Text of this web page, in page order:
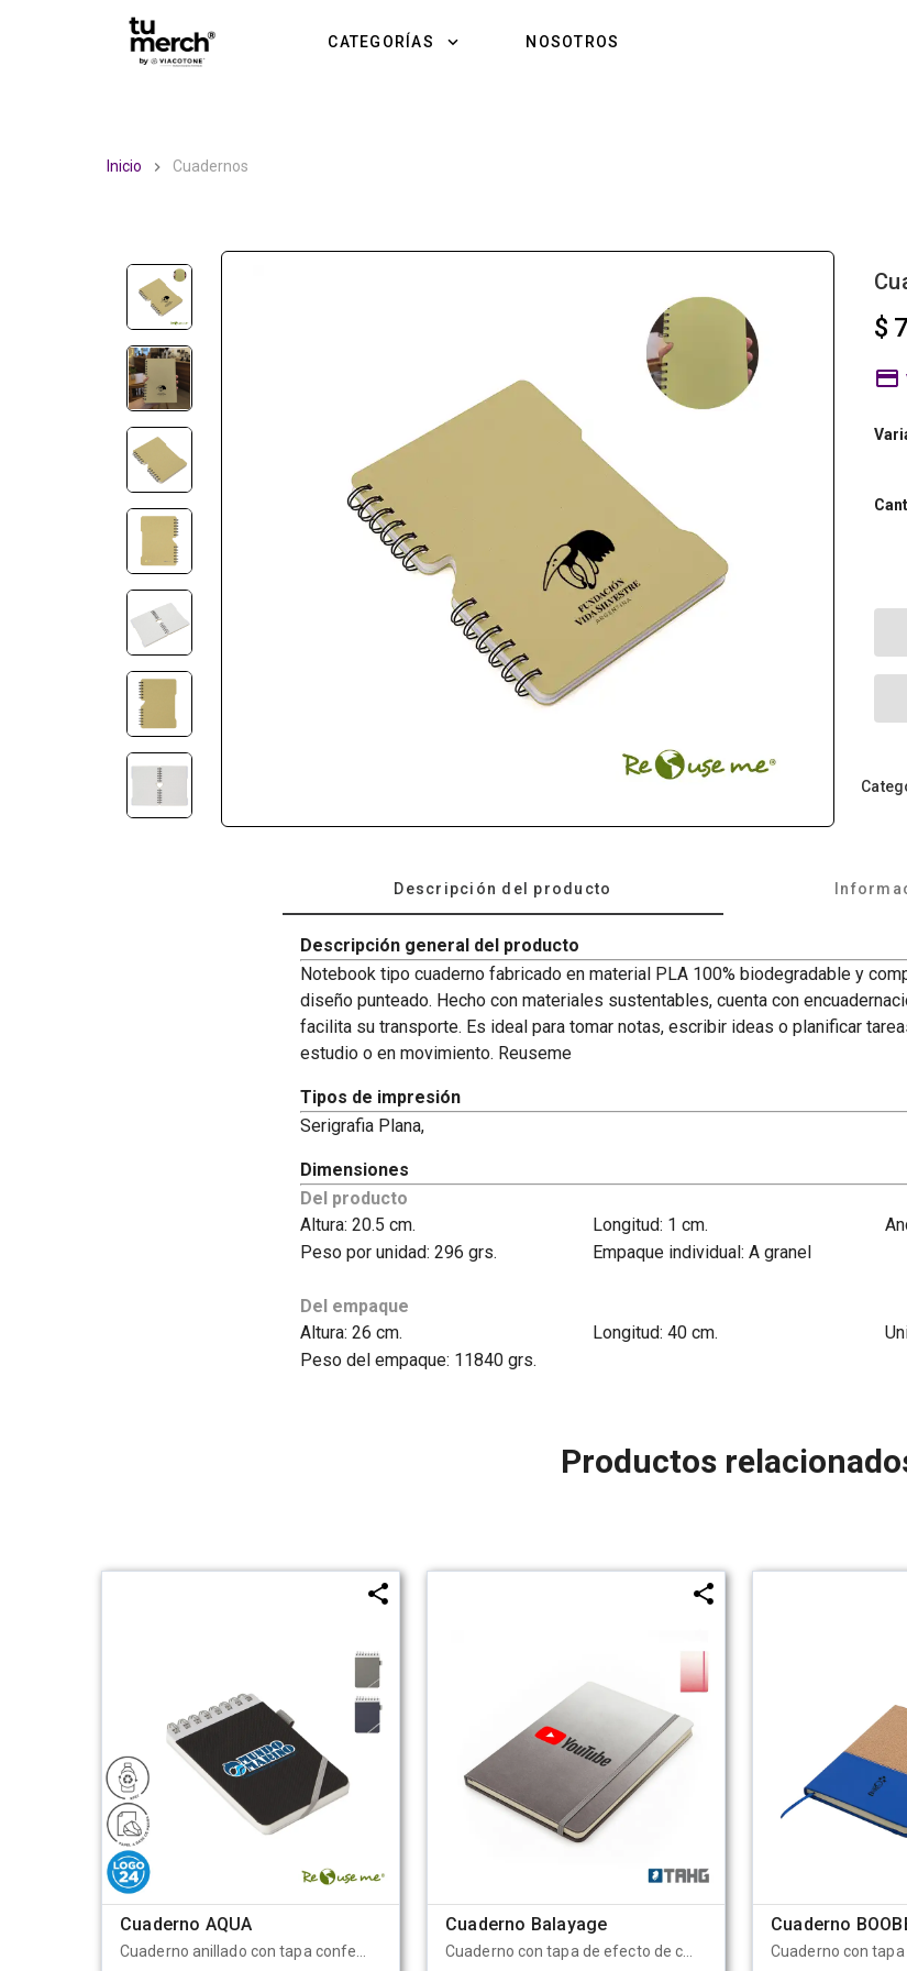
TuMerch by Via Cotone
CATEGORÍAS NOSOTROS
Inicio Cuadernos
$
Descripción del producto
Descripción general del producto
Notebook tipo cuaderno fabricado en material PLA 100% biodegradable y
diseño punteado. Hecho con materiales sustentables, cuenta con
facilita su transporte. Es ideal para tomar notas, escribir ideas o planificar
estudio o en movimiento. Reuseme
Tipos de impresión
Serigrafia Plana,
Dimensiones
Del producto
Altura: 20.5 cm.
Longitud: 1 cm.
Peso por unidad: 296 grs.
Empaque individual: A granel
Del empaque
Altura: 26 cm.
Longitud: 40 cm.
Peso del empaque: 11840 grs.
Productos
Cuaderno AQUA Cuaderno Balayage Cuaderno